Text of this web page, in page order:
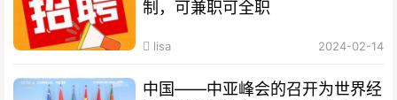
制，可兼职可全职
lisa 2024-02-14
中国——中亚峰会的召开为世界经